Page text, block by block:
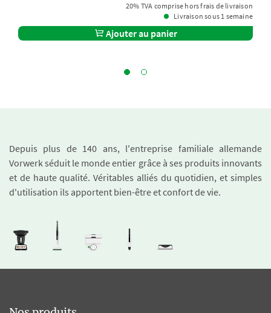
20% TVA comprise hors frais de livraison
Livraison sous 1 semaine
Ajouter au panier
Depuis plus de 140 ans, l'entreprise familiale allemande
Vorwerk séduit le monde entier grâce à ses produits innovants
et de haute qualité. Véritables alliés du quotidien, et simples
d'utilisation ils apportent bien-être et confort de vie.